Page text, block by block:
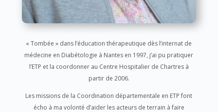
« Tombée » dans l’éducation thérapeutique dès l’internat de
médecine en Diabétologie à Nantes en 1997, j’ai pu pratiquer
l’ETP et la coordonner au Centre Hospitalier de Chartres à
partir de 2006.
Les missions de la Coordination départementale en ETP font
écho à ma volonté d’aider les acteurs de terrain à faire